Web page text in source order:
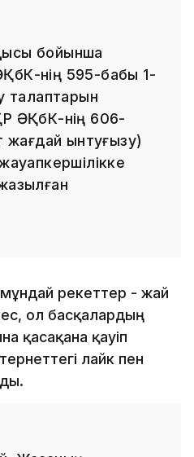
бойынша
нің 595-бабы 1-
талаптарын
ӘҚбК-нің 606-
жағдай ынтуғызу)
әрекеттер - жай
ол басқалардың
қасақана қауіп
лайк пен